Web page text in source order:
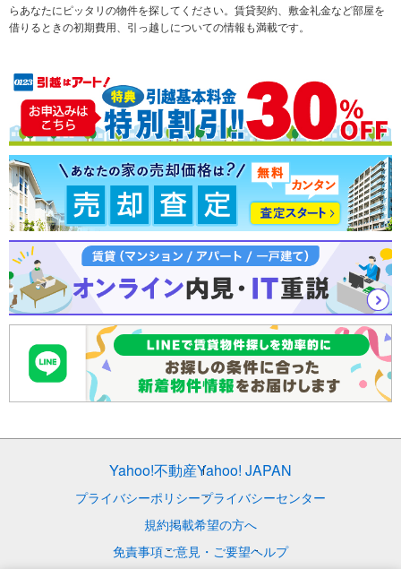
テーマから探す ランキングから探す
新築一戸建て 中古一戸建て
売却査定
らあなたにピッタリの物件を探してください。賃貸契約、敷金礼金など部屋を
借りるときの初期費用、引っ越しについての情報も満載です。
Yahoo!不動産Yahoo! JAPAN
プライバシーポリシープライバシーセンター
規約掲載希望の方へ
免責事項ご意見・ご要望ヘルプ